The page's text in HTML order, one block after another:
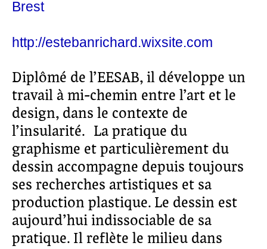
Brest
http://estebanrichard.wixsite.com
Diplômé de l’EESAB, il développe un
travail à mi-chemin entre l’art et le
design, dans le contexte de
l’insularité. La pratique du
graphisme et particulièrement du
dessin accompagne depuis toujours
ses recherches artistiques et sa
production plastique. Le dessin est
aujourd’hui indissociable de sa
pratique. Il reflète le milieu dans